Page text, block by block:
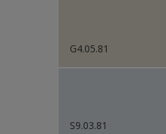
G4.05.81
S9.03.81